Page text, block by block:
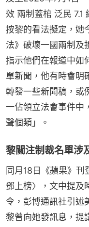
效 兩制蓋棺 泛民 7.1
按黎的看法擬定，她
法》破壞一國兩制及
指示他們在報道中如
單新聞，他有時會明
轉發一些新聞稿，或
一佔領立法會事件中
聲個類」。
黎關注制裁名單涉
同月18日《蘋果》刊
鄧上榜〉，文中提及
令，彭博通訊社引述
黎曾向她發訊息，提